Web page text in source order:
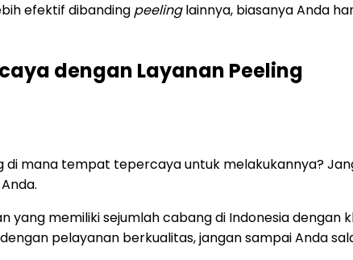
efektif dibanding peelinglainnya, biasanya Anda
dengan Layanan Peeling
di mana tempat tepercaya untuk melakukannya?
memiliki sejumlah cabang di Indonesia dengan
pelayanan berkualitas, jangan sampai Anda